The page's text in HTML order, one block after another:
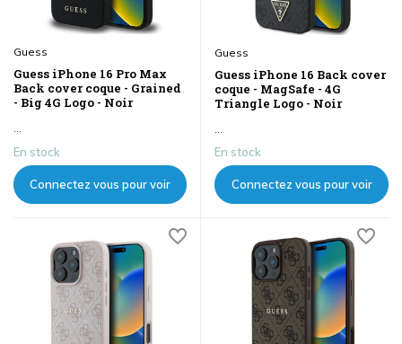
Guess
Guess iPhone 16 Pro Max
Back cover coque - Grained
- Big 4G Logo - Noir
En stock
Connectez vous pour voir
Guess
Guess iPhone 16 Back cover
coque - MagSafe - 4G
Triangle Logo - Noir
En stock
Connectez vous pour voir